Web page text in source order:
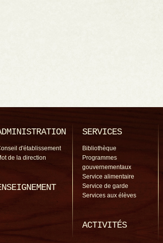
d'établissement
de la direction
SERVICES
Bibliothèque
Programmes
gouvernementaux
Service alimentaire
Service de garde
Services aux élèves
ACTIVITÉS